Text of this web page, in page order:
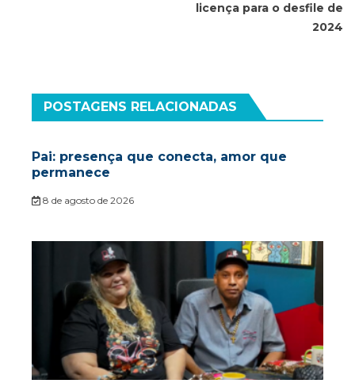
licença para o desfile de
2024
POSTAGENS RELACIONADAS
Pai: presença que conecta, amor que
permanece
8 de agosto de 2026